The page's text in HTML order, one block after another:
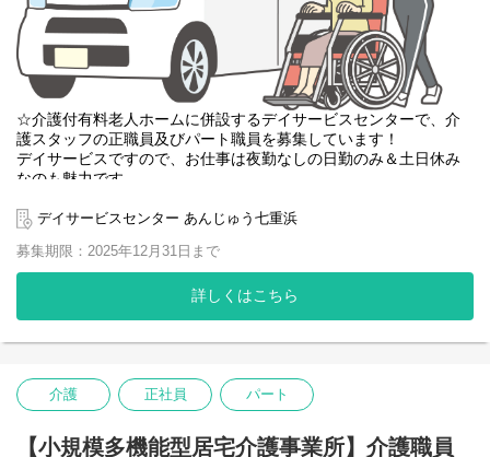
※夜勤あり（月５回程度）…夜勤時は１ユニット１名配置
※夜勤なしの相談可能
※事前の施設見学も可能ですので、お問い合わせください。
採用担当部署 本部総務課 (0138-48-7731)
☆介護付有料老人ホームに併設するデイサービスセンターで、介
護スタッフの正職員及びパート職員を募集しています！
デイサービスですので、お仕事は夜勤なしの日勤のみ＆土日休み
なのも魅力です。
のご応募も歓迎です。
ンスを大切にしながら働きませんか？
デイサービスでの介護業務全般です。
※無資格・未経験・他業種からの転職でも、先輩スタッフが分か
デイサービスセンター あんじゅう七重浜
募集期限：2025年12月31日まで
詳しくはこちら
介護 正社員 パート
【小規模多機能型居宅介護事業所】介護職員